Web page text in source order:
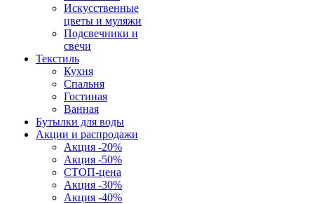
Искусственные
цветы и муляжи
Подсвечники и
свечи
Текстиль
Кухня
Спальня
Гостиная
Ванная
Бутылки для воды
Акции и распродажи
Акция -20%
Акция -50%
СТОП-цена
Акция -30%
Акция -40%